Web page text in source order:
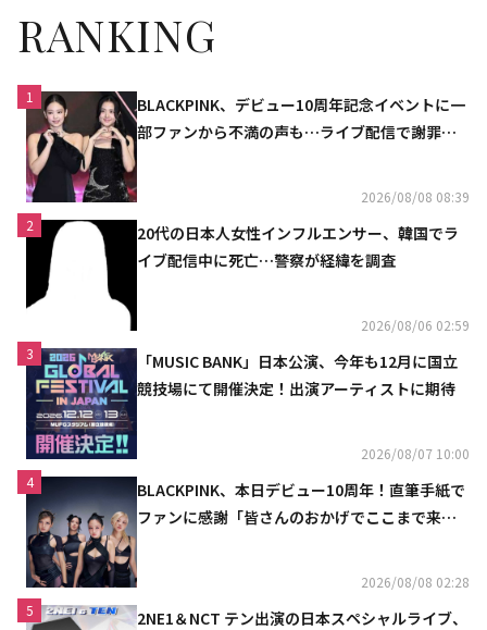
RANKING
1
BLACKPINK、デビュー10周年記念イベントに一
部ファンから不満の声も…ライブ配信で謝罪
2026/08/08 08:39
2
20代の日本人女性インフルエンサー、韓国でラ
イブ配信中に死亡…警察が経緯を調査
2026/08/06 02:59
3
「MUSIC BANK」日本公演、今年も12月に国立
競技場にて開催決定！出演アーティストに期待
2026/08/07 10:00
4
BLACKPINK、本日デビュー10周年！直筆手紙で
ファンに感謝「皆さんのおかげでここまで来ら
2026/08/08 02:28
5
2NE1＆NCT テン出演の日本スペシャルライブ、